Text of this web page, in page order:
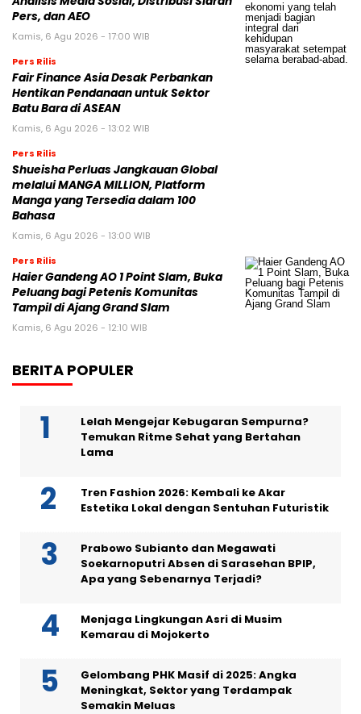
Pers, dan AEO
Kamis, 6 Agu 2026 - 17:00 WIB
Pers Rilis
Fair Finance Asia Desak Perbankan
Hentikan Pendanaan untuk Sektor
Batu Bara di ASEAN
Kamis, 6 Agu 2026 - 13:02 WIB
Pers Rilis
Shueisha Perluas Jangkauan Global
melalui MANGA MILLION, Platform
Manga yang Tersedia dalam 100
Bahasa
Kamis, 6 Agu 2026 - 13:00 WIB
Pers Rilis
Haier Gandeng AO 1 Point Slam, Buka
Peluang bagi Petenis Komunitas
Tampil di Ajang Grand Slam
Kamis, 6 Agu 2026 - 12:10 WIB
BERITA POPULER
Lelah Mengejar Kebugaran Sempurna?
Temukan Ritme Sehat yang Bertahan
Lama
Tren Fashion 2026: Kembali ke Akar
Estetika Lokal dengan Sentuhan Futuristik
Prabowo Subianto dan Megawati
Soekarnoputri Absen di Sarasehan BPIP,
Apa yang Sebenarnya Terjadi?
Menjaga Lingkungan Asri di Musim
Kemarau di Mojokerto
Gelombang PHK Masif di 2025: Angka
Meningkat, Sektor yang Terdampak
Semakin Meluas